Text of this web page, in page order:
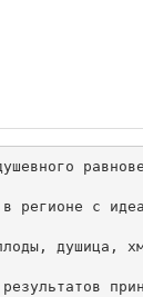
с
душица,